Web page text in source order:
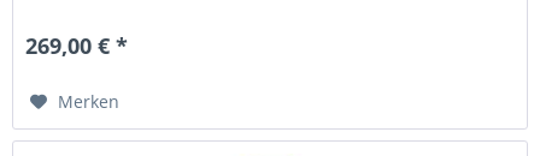
269,00 € *
Merken